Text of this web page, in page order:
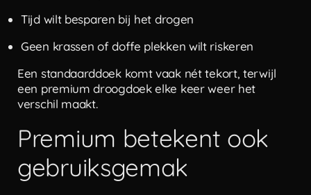
Tijd wilt besparen bij het drogen
Geen krassen of doffe plekken wilt riskeren
Een standaarddoek komt vaak nét tekort, terwijl
een premium droogdoek elke keer weer het
verschil maakt.
Premium betekent ook
gebruiksgemak